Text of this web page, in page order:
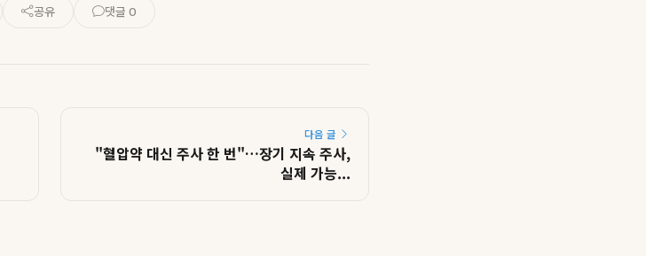
공유 댓글 0
다음 글
"혈압약 대신 주사 한 번"…장기 지속 주사,
실제 가능...